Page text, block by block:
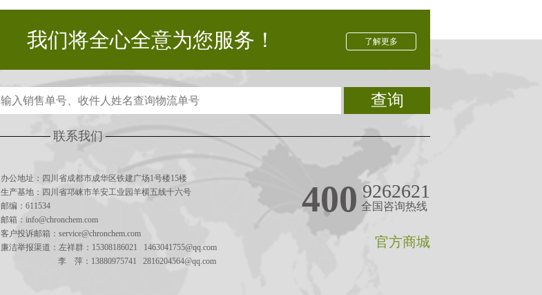
我们将全心全意为您服务！ 了解更多
查询
联系我们
办公地址：四川省成都市成华区铁建广场1号楼15楼
生产基地：四川省邛崃市羊安工业园羊横五线十六号
邮编：611534
邮箱：info@chronchem.com
客户投诉邮箱：service@chronchem.com
廉洁举报渠道：左祥群：15308186021 1463041755@qq.com
李 萍：13880975741 2816204564@qq.com
9262621
全国咨询热线
400
官方商城